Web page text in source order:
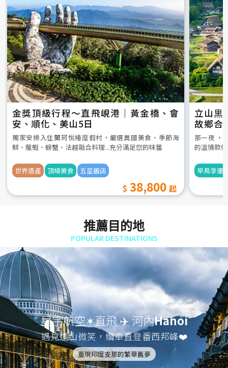
金獎頂級行程～直飛峴港｜黃金橋、會
安、順化、美山5日
獨家安排入住蘭珂悅椿度假村，嚴選異國美食、季節海
鮮、龍蝦、螃蟹、法越融合料理...充分滿足您的味蕾
世界遺產 頂級美食 五星飯店
38,800
立山黒
故鄉合
5日
那一夜 ‧
的溫情款
早鳥享優
推薦目的地
POPULAR DESTINATIONS
星宇航空✶直飛 ✈️ 河內Hanoi
遇見遠山微笑，纜車直登番西邦峰❤️
重現印度支那的繁華舊夢